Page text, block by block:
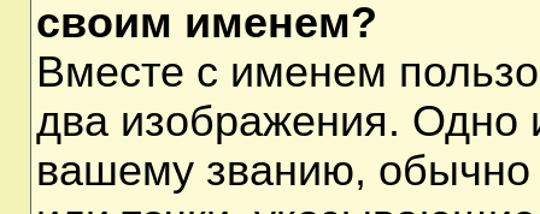
своим именем?
Вместе с именем
два изображения. Одно
вашему званию, обычно